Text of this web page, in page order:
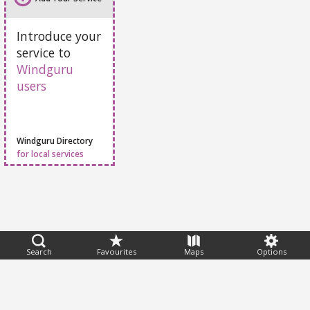
Search Favourites Maps Options
Add Your Service
Windguru
users
for local services
Feedback